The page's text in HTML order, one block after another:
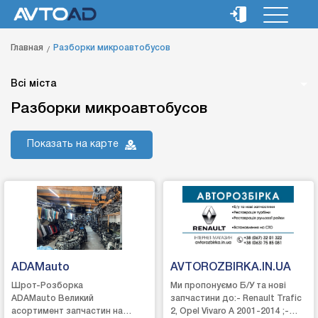
Главная Разборки микроавтобусов
Всі міста
Разборки микроавтобусов
Показать на карте
ADAMauto
Шрот-Розборка
ADAMauto Великий
асортимент запчастин на
AVTOROZBIRKA.IN.UA
Ми пропонуємо Б/У та нові
запчастини до:- Renault Trafic
2, Opel Vivaro A 2001-2014 ;-